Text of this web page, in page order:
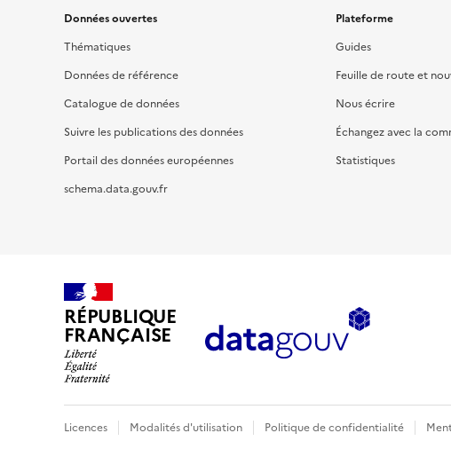
Données ouvertes
Thématiques
Données de référence
Catalogue de données
Suivre les publications des données
Portail des données européennes
schema.data.gouv.fr
Plateforme
Guides
Feuille de route et
Nous écrire
Échangez avec la
Statistiques
RÉPUBLIQUE
FRANÇAISE
Licences Modalités d'utilisation Politique de confidentialité